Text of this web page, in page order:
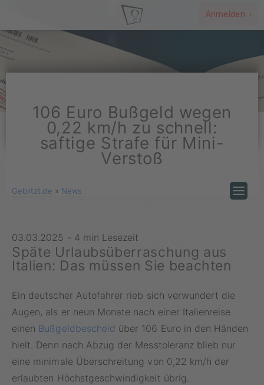
Anmelden ›
106 Euro Bußgeld wegen
0,22 km/h zu schnell:
saftige Strafe für Mini-
Verstoß
Geblitzt.de » News
03.03.2025 - 4 min Lesezeit
Späte Urlaubsüberraschung aus
Italien: Das müssen Sie beachten
Ein deutscher Autofahrer rieb sich verwundert die
Augen, als er neun Monate nach einer Italienreise
einen Bußgeldbescheid über 106 Euro in den Händen
hielt. Denn nach Abzug der Messtoleranz blieb nur
eine minimale Überschreitung von 0,22 km/h der
erlaubten Höchstgeschwindigkeit übrig.